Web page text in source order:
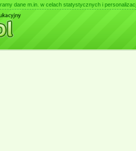
dane m.in. w celach statystycznych i